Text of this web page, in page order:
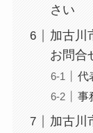
さい
加古川
お問合
代
事
加古川